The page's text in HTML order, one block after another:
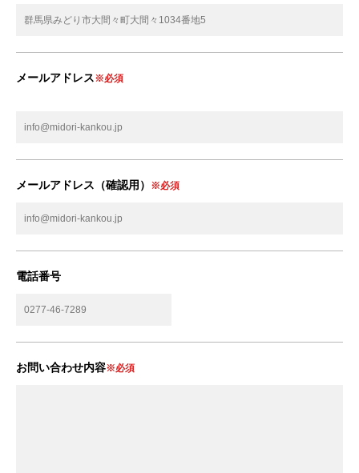
メールアドレス※必須
メールアドレス（確認用） ※必須
電話番号
お問い合わせ内容※必須